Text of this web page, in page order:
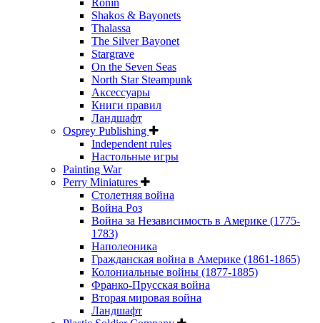
Ronin
Shakos & Bayonets
Thalassa
The Silver Bayonet
Stargrave
On the Seven Seas
North Star Steampunk
Аксессуары
Книги правил
Ландшафт
Osprey Publishing
Independent rules
Настольные игры
Painting War
Perry Miniatures
Столетняя война
Война Роз
Война за Независимость в Америке (1775-
1783)
Наполеоника
Гражданская война в Америке (1861-1865)
Колониальные войны (1877-1885)
Франко-Прусская война
Вторая мировая война
Ландшафт